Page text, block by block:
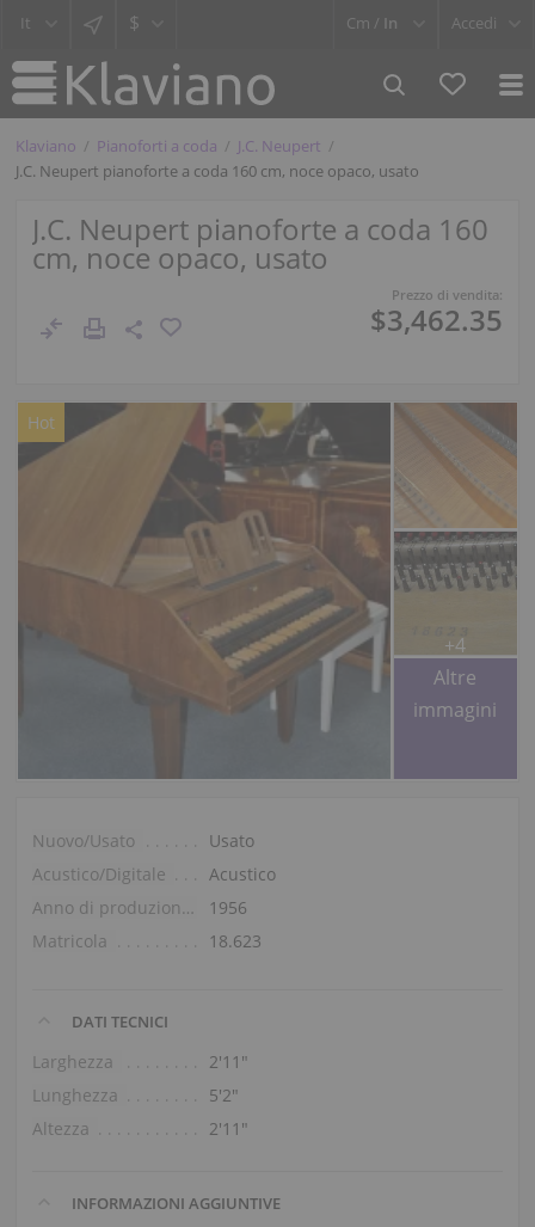
$ Cm / In Accedi
Klaviano Pianoforti a coda
J.C. Neupert
J.C. Neupert pianoforte a coda 160 cm, noce opaco, usato
J.C. Neupert pianoforte a coda 160
cm, noce opaco, usato
Prezzo di vendita:
$3,462.35
Hot
+4
Altre
immagini
Nuovo/Usato
Usato
Acustico/Digitale
Acustico
Anno di produzione
1956
Matricola
18.623
DATI TECNICI
Larghezza
2′11″
Lunghezza
5′2″
Altezza
2′11″
INFORMAZIONI AGGIUNTIVE